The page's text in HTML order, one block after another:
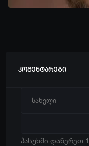
კომენტარები
პასუხში დაწერეთ 1